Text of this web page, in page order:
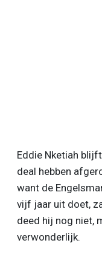
Eddie Nketiah
deal hebben
want de
vijf jaar uit doet,
deed hij nog niet,
verwonderlijk.